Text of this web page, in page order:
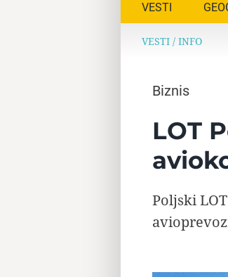
VESTI
VESTI/ INFO
Biznis
LOT
Poljski